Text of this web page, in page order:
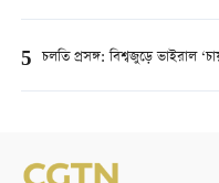
5 চলতি প্রসঙ্গ: বিশ্বজুড়ে ভাইরাল